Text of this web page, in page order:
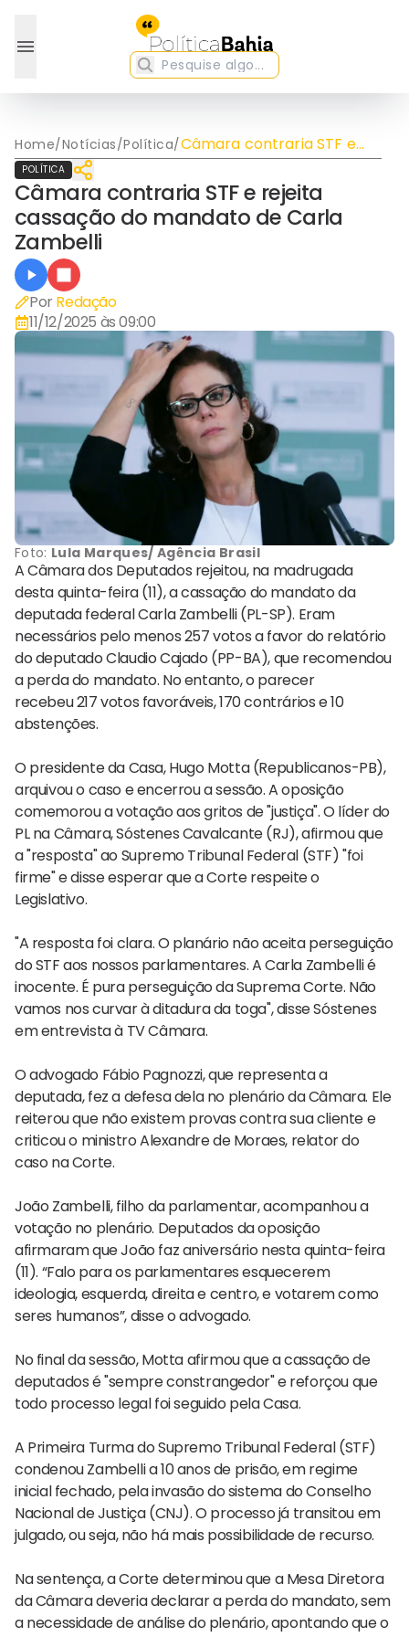
Home/Notícias/Política/Câmara contraria STF e
rejeita cassação do
mandato de Carla Zambelli
POLÍTICA
Câmara contraria STF e rejeita
cassação do mandato de Carla
Zambelli
Por Redação
11/12/2025 às 09:00
Foto: Lula Marques/ Agência Brasil
A Câmara dos Deputados rejeitou, na madrugada
desta quinta-feira (11), a cassação do mandato da
deputada federal Carla Zambelli (PL-SP). Eram
necessários pelo menos 257 votos a favor do relatório
do deputado Claudio Cajado (PP-BA), que recomendou
a perda do mandato. No entanto, o parecer
recebeu 217 votos favoráveis, 170 contrários e 10
abstenções.
O presidente da Casa, Hugo Motta (Republicanos-PB),
arquivou o caso e encerrou a sessão. A oposição
comemorou a votação aos gritos de "justiça". O líder do
PL na Câmara, Sóstenes Cavalcante (RJ), afirmou que
a "resposta" ao Supremo Tribunal Federal (STF) "foi
firme" e disse esperar que a Corte respeite o
Legislativo.
"A resposta foi clara. O planário não aceita perseguição
do STF aos nossos parlamentares. A Carla Zambelli é
inocente. É pura perseguição da Suprema Corte. Não
vamos nos curvar à ditadura da toga", disse Sóstenes
em entrevista à TV Câmara.
O advogado Fábio Pagnozzi, que representa a
deputada, fez a defesa dela no plenário da Câmara. Ele
reiterou que não existem provas contra sua cliente e
criticou o ministro Alexandre de Moraes, relator do
caso na Corte.
João Zambelli, filho da parlamentar, acompanhou a
votação no plenário. Deputados da oposição
afirmaram que João faz aniversário nesta quinta-feira
(11). “Falo para os parlamentares esquecerem
ideologia, esquerda, direita e centro, e votarem como
seres humanos”, disse o advogado.
No final da sessão, Motta afirmou que a cassação de
deputados é "sempre constrangedor" e reforçou que
todo processo legal foi seguido pela Casa.
A Primeira Turma do Supremo Tribunal Federal (STF)
condenou Zambelli a 10 anos de prisão, em regime
inicial fechado, pela invasão do sistema do Conselho
Nacional de Justiça (CNJ). O processo já transitou em
julgado, ou seja, não há mais possibilidade de recurso.
Na sentença, a Corte determinou que a Mesa Diretora
da Câmara deveria declarar a perda do mandato, sem
a necessidade de análise do plenário, apontando que o